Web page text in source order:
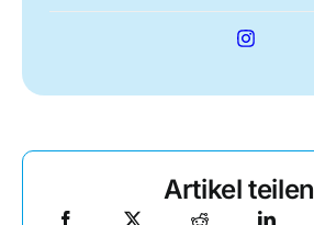
Artikel teilen